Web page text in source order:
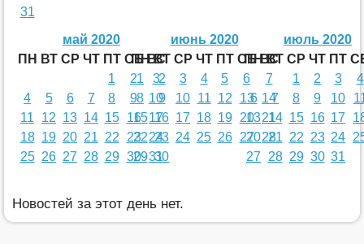
31
май 2020
ПН ВТ СР ЧТ ПТ СБ ВС
1
2
3
4
5 6 7 8 9
10
11
12 13 14 15 16
17
18 19 20 21 22 23
24
25 26 27 28 29 30 31
июнь 2020
ПН ВТ СР ЧТ ПТ СБ ВС
1
2 3 4 5 6
7
8
9 10 11 12 13
14
15 16 17 18 19 20
21
22 23 24 25 26 27
28
29 30
июль 2020
ПН ВТ СР ЧТ ПТ
1
2 3
4
6
7 8 9 10
13 14 15 16 17
20 21 22 23 24
27
28 29 30 31
Новостей за этот день нет.